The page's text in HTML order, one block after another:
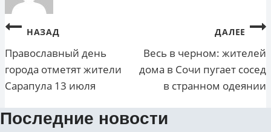
Навигация
по
записям
НАЗАД
Православный день
города отметят жители
Сарапула 13 июля
ДАЛЕЕ
Весь в черном: жителей
дома в Сочи пугает сосед
в странном одеянии
Последние новости